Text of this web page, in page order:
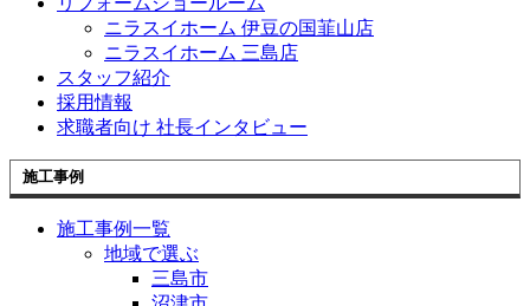
ニラスイホーム 伊豆の国韮山店
ニラスイホーム 三島店
スタッフ紹介
採用情報
求職者向け 社長インタビュー
施工事例
施工事例一覧
地域で選ぶ
三島市